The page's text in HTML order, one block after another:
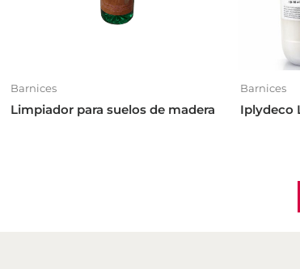
Barnices
Limpiador para suelos de madera
Barnices
Iplydeco